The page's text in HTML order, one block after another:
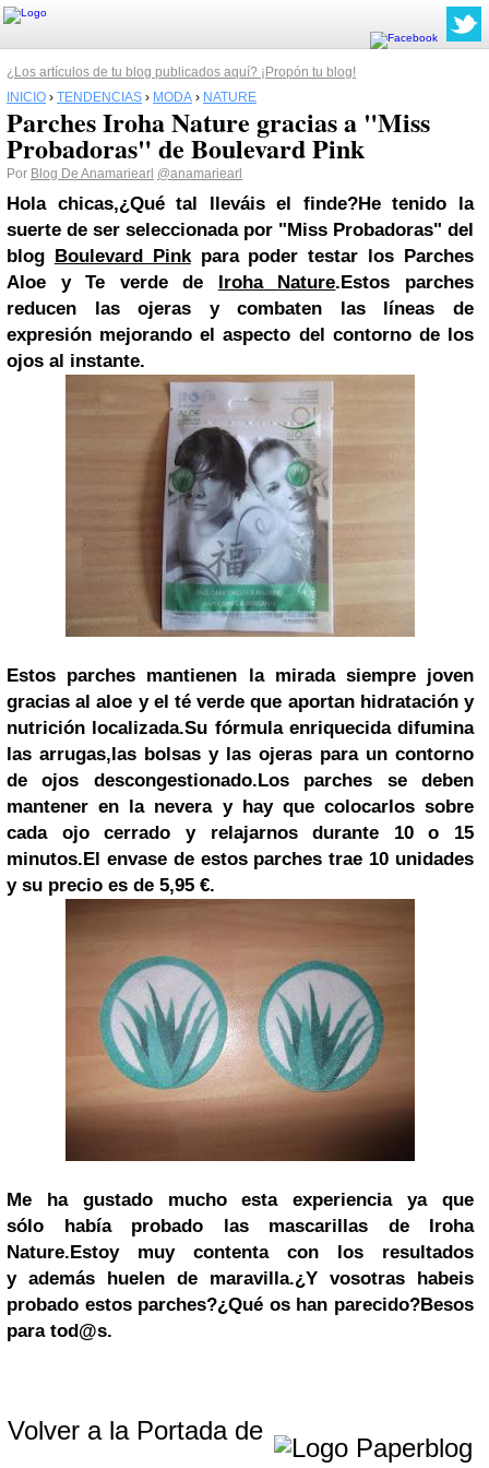
¿Los artículos de tu blog publicados aquí? ¡Propón tu blog!
INICIO › TENDENCIAS › MODA › NATURE
Parches Iroha Nature gracias a "Miss
Probadoras" de Boulevard Pink
Por Blog De Anamariearl @anamariearl
Hola chicas,¿Qué tal lleváis el finde?He tenido la
suerte de ser seleccionada por "Miss Probadoras" del
blog Boulevard Pinkpara poder testar los Parches
Aloe y Te verde de Iroha Nature.Estos parches
reducen las ojeras y combaten las líneas de
expresión mejorando el aspecto del contorno de los
ojos al instante.
Estos parches mantienen la mirada siempre joven
gracias al aloe y el té verde que aportan hidratación y
nutrición localizada.Su fórmula enriquecida difumina
las arrugas,las bolsas y las ojeras para un contorno
de ojos descongestionado.Losparches se deben
mantener en la nevera y hay que colocarlos sobre
cada ojo cerrado y relajarnos durante 10 o 15
minutos.El envase de estos parches trae 10 unidades
y su precio es de 5,95 €.
Me ha gustado mucho esta experiencia ya que
sólo había probado las mascarillas de Iroha
Nature.Estoy muy contenta con los resultados
yademás huelen de maravilla.¿Y vosotras habeis
probado estos parches?¿Qué os han parecido?Besos
para tod@s.
Volver a la Portada de